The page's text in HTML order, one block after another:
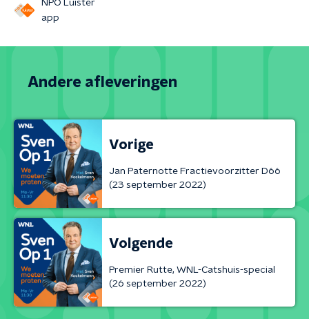
NPO Luister
app
Andere afleveringen
Vorige
Jan Paternotte Fractievoorzitter D66
(23 september 2022)
Volgende
Premier Rutte, WNL-Catshuis-special
(26 september 2022)